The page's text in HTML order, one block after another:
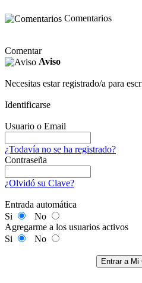
Comentarios
Comentar
Aviso
Necesitas estar registrado/a para
Identificarse
Usuario o Email
¿Todavía no se ha registrado?
Contraseña
¿Olvidó su Clave?
Entrada automática
Si
No
Agregarme a los usuarios activos
Si
No
Entrar a Mi